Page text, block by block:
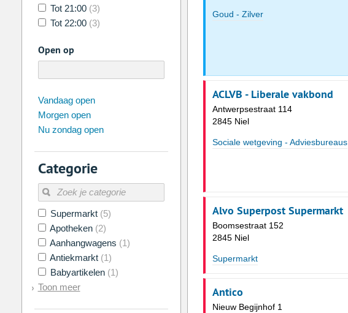
Tot 21:00 (3)
Tot 22:00 (3)
Open op
Zo Ma Vr
26 27
2 3 4
9 10
16 17
23 24 27 28 29
30 31 3
Vandaag
Vandaag open
Morgen open
Nu zondag open
Categorie
Supermarkt (5)
Apotheken (2)
Aanhangwagens (1)
Antiekmarkt (1)
Babyartikelen (1)
Toon meer
Goud - Zilver
ACLVB - Liberale vakbond
Antwerpsestraat 114
2845 Niel
Sociale wetgeving - Adviesbureaus
Alvo Superpost Supermarkt
Boomsestraat 152
2845 Niel
Supermarkt
Antico
Nieuw Begijnhof 1